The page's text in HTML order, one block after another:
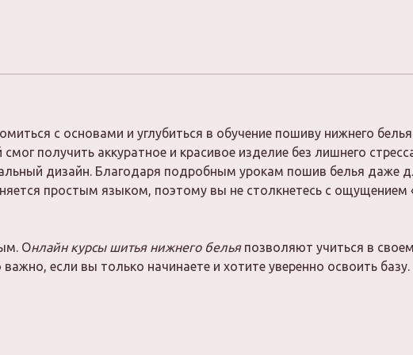
с основами и углубиться в обучение пошиву нижнего белья
получить аккуратное и красивое изделие без лишнего
дизайн. Благодаря подробным урокам пошив белья даже
простым языком, поэтому вы не столкнетесь с ощущением
Онлайн курсы шитья нижнего бельяпозволяют учиться в
если вы только начинаете и хотите уверенно освоить базу.